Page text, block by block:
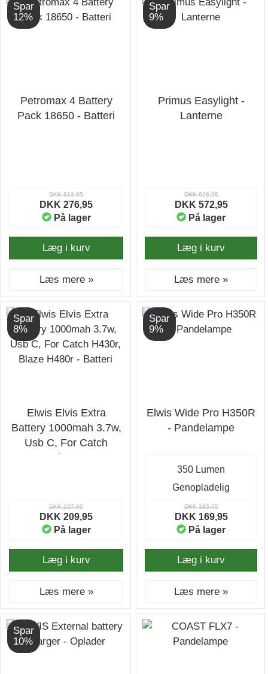
Spar
12%
Petromax 4 Battery
Pack 18650 - Batteri
DKK 313,95
DKK 276,95
På lager
Læg i kurv
Læs mere »
Spar
9%
Primus Easylight -
Lanterne
DKK 628,95
DKK 572,95
På lager
Læg i kurv
Læs mere »
Spar
8%
Elwis Elvis Extra
Battery 1000mah 3.7w,
Usb C, For Catch
H430r, Blaze H480r -
DKK 227,95
DKK 209,95
På lager
Læg i kurv
Læs mere »
Spar
9%
Elwis Wide Pro H350R
- Pandelampe
350 Lumen
Genopladelig
DKK 185,95
DKK 169,95
På lager
Læg i kurv
Læs mere »
Spar
10%